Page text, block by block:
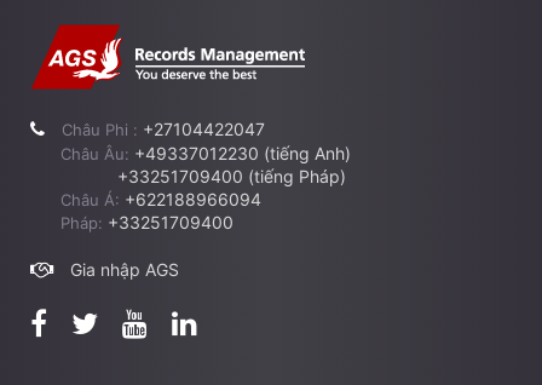
Châu Phi : +27104422047
Châu Âu: +49337012230 (tiếng Anh)
+33251709400 (tiếng Pháp)
Châu Á: +622188966094
Pháp: +33251709400
Gia nhập AGS